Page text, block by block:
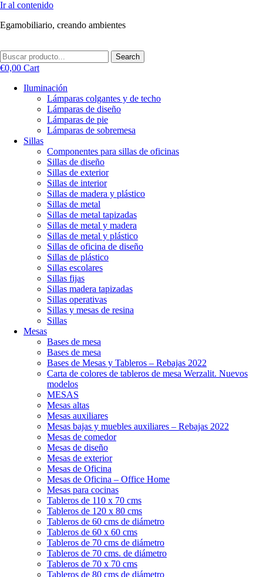
Ir al contenido
Egamobiliario, creando ambientes
Search
€0,00 Cart
Iluminación
Lámparas colgantes y de techo
Lámparas de diseño
Lámparas de pie
Lámparas de sobremesa
Sillas
Componentes para sillas de oficinas
Sillas de diseño
Sillas de exterior
Sillas de interior
Sillas de madera y plástico
Sillas de metal
Sillas de metal tapizadas
Sillas de metal y madera
Sillas de metal y plástico
Sillas de oficina de diseño
Sillas de plástico
Sillas escolares
Sillas fijas
Sillas madera tapizadas
Sillas operativas
Sillas y mesas de resina
Sillas
Mesas
Bases de mesa
Bases de mesa
Bases de Mesas y Tableros – Rebajas 2022
Carta de colores de tableros de mesa Werzalit. Nuevos
modelos
MESAS
Mesas altas
Mesas auxiliares
Mesas bajas y muebles auxiliares – Rebajas 2022
Mesas de comedor
Mesas de diseño
Mesas de exterior
Mesas de Oficina
Mesas de Oficina – Office Home
Mesas para cocinas
Tableros de 110 x 70 cms
Tableros de 120 x 80 cms
Tableros de 60 cms de diámetro
Tableros de 60 x 60 cms
Tableros de 70 cms de diámetro
Tableros de 70 cms. de diámetro
Tableros de 70 x 70 cms
Tableros de 80 cms de diámetro